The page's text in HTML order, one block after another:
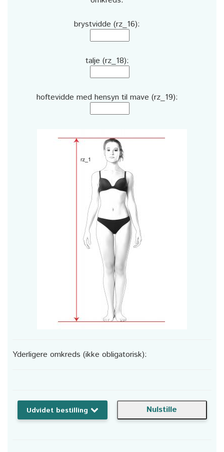
brystvidde (rz_16):
talje (rz_18):
hoftevidde med hensyn til mave (rz_19):
Yderligere omkreds (ikke obligatorisk):
Udvidet bestilling